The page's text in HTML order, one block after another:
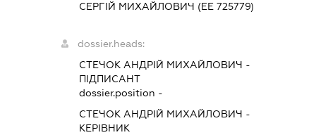
СЕРГІЙ МИХАЙЛОВИЧ (ЕЕ 725779)
dossier.heads:
СТЕЧОК АНДРІЙ МИХАЙЛОВИЧ -
ПІДПИСАНТ
dossier.position -
СТЕЧОК АНДРІЙ МИХАЙЛОВИЧ -
КЕРІВНИК